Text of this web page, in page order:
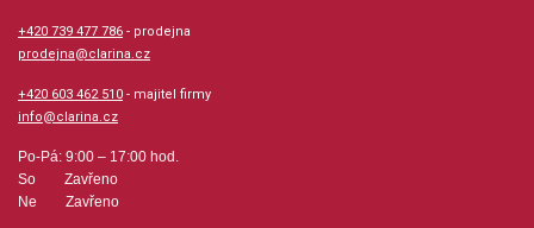
Počet skladeb: 1
Obsazení: sbor, kvartet
+420 739 477 786 - prodejna
prodejna@clarina.cz
+420 603 462 510 - majitel firmy
info@clarina.cz
Po-Pá: 9:00 – 17:00 hod.
So Zavřeno
Ne Zavřeno